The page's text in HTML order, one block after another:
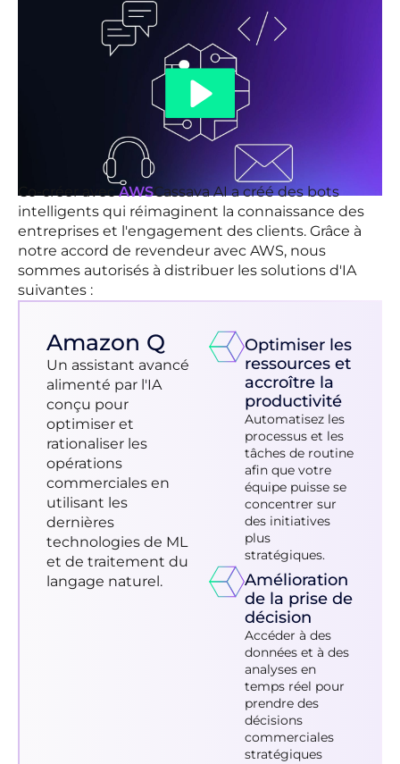
Co-créer avecAWSCassava AI a créé des bots
intelligents qui réimaginent la connaissance des
entreprises et l'engagement des clients. Grâce à
notre accord de revendeur avec AWS, nous
sommes autorisés à distribuer les solutions d'IA
suivantes :
Amazon Q
Un assistant avancé
alimenté par l'IA
conçu pour
optimiser et
rationaliser les
opérations
commerciales en
utilisant les
dernières
technologies de ML
et de traitement du
langage naturel.
Optimiser les
ressources et
accroître la
productivité
Automatisez les
processus et les
tâches de routine
afin que votre
équipe puisse se
concentrer sur
des initiatives
plus
stratégiques.
Amélioration
de la prise de
décision
Accéder à des
données et à des
analyses en
temps réel pour
prendre des
décisions
commerciales
stratégiques